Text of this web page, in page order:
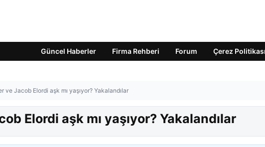
Güncel Haberler Firma Rehberi Forum Çerez Politikası
ve Jacob Elordi aşk mı yaşıyor? Yakalandılar
Elordi aşk mı yaşıyor? Yakalandılar